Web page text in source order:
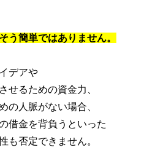
う簡単ではありません。
デアや
せるための資金力、
の人脈がない場合、
借金を背負うといった
も否定できません。